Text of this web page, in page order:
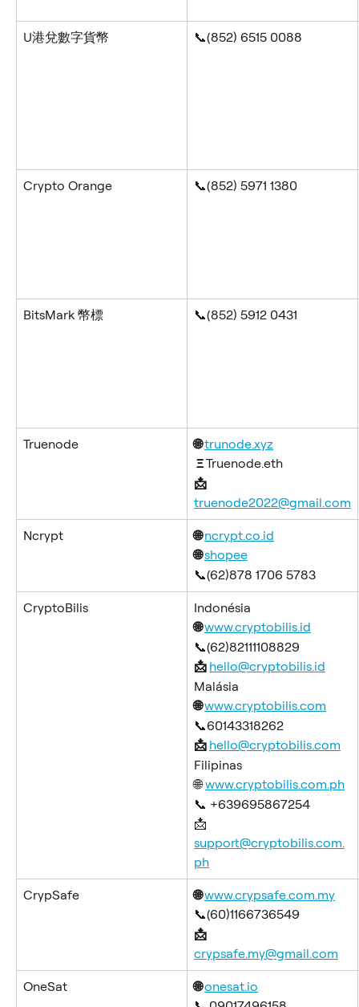
U港兌數字貨幣 📞(852) 6515 0088
Crypto Orange 📞(852) 5971 1380
BitsMark 幣標 📞(852) 5912 0431
Truenode 🌐 trunode.xyz
Ξ Truenode.eth
📩
truenode2022@gmail.com
Ncrypt 🌐 ncrypt.co.id
🌐 shopee
📞(62)878 1706 5783
CryptoBilis
Indonésia
🌐 www.cryptobilis.id
📞(62)82111108829
📩 hello@cryptobilis.id
Malásia
🌐 www.cryptobilis.com
📞60143318262
📩 hello@cryptobilis.com
Filipinas
🌐 www.cryptobilis.com.ph
📞 +639695867254
📩
support@cryptobilis.com.
ph
CrypSafe 🌐 www.crypsafe.com.my
📞(60)1166736549
📩
crypsafe.my@gmail.com
OneSat 🌐 onesat.io